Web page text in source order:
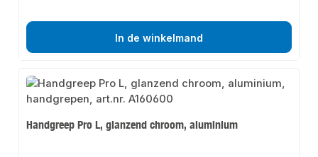
In de winkelmand
Handgreep Pro L, glanzend chroom, aluminium